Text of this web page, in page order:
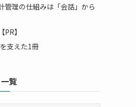
管理の仕組みは「会話」から
】
支えた1冊
覧